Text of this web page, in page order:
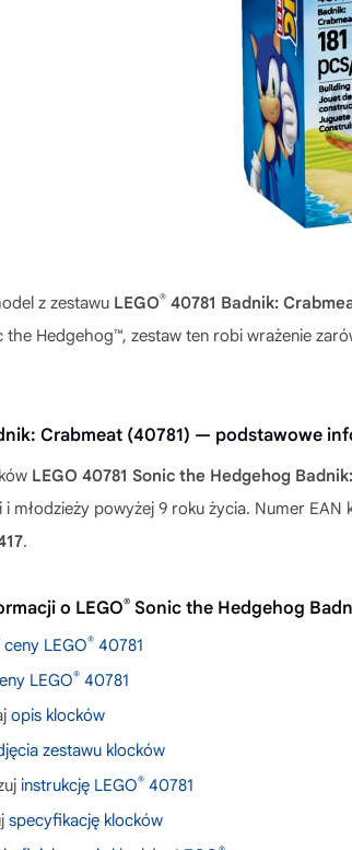
z zestawu LEGO® 40781 Badnik:
the Hedgehog™, zestaw ten robi wrażenie
Crabmeat (40781) — podstawowe
LEGO 40781 Sonic the Hedgehog
i młodzieży powyżej 9 roku życia. Numer EAN
.
o LEGO® Sonic the Hedgehog
ceny LEGO® 40781
LEGO® 40781
opis klocków
zestawu klocków
instrukcję LEGO® 40781
specyfikację klocków